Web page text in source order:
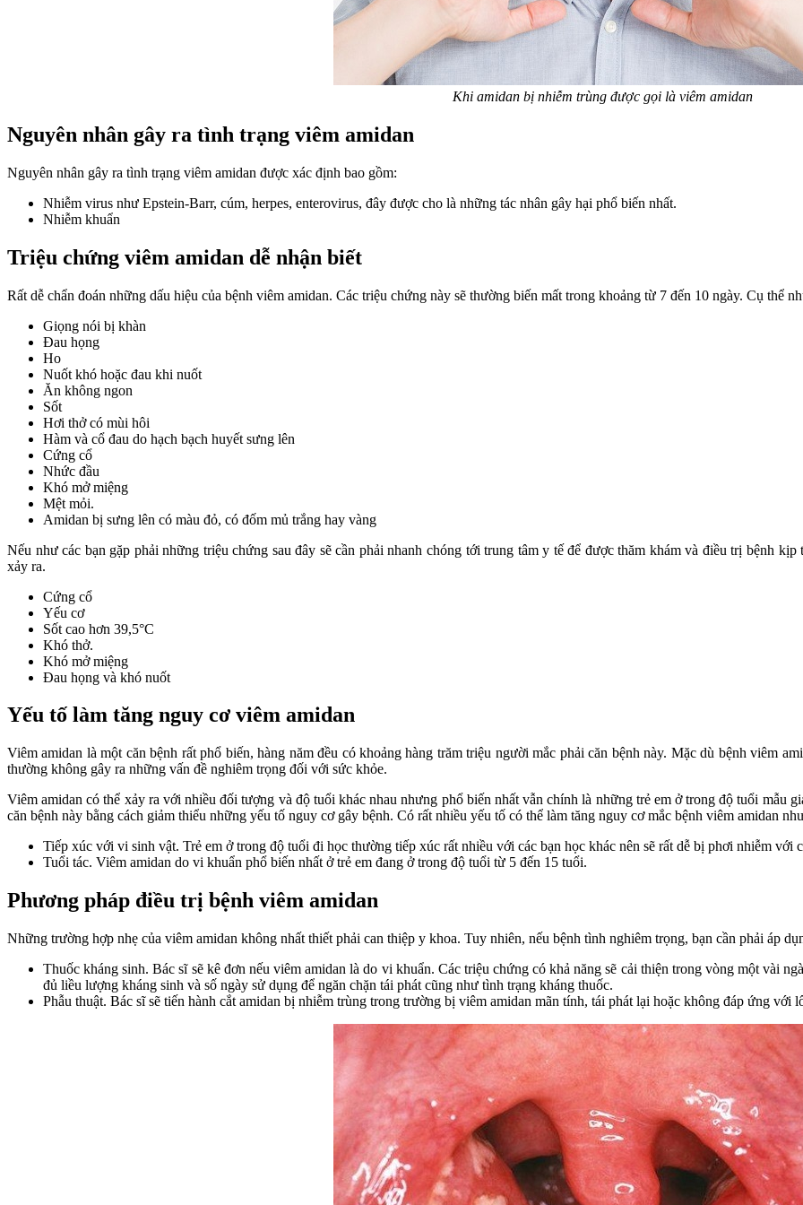
Khi amidan bị nhiễm trùng được gọi là viêm amidan
Nguyên nhân gây ra tình trạng viêm amidan
Nguyên nhân gây ra tình trạng viêm amidan được xác định bao gồm:
Nhiễm virus như Epstein-Barr, cúm, herpes, enterovirus, đây được cho là những tác nhân gây hại phổ biến nhất.
Nhiễm khuẩn
Triệu chứng viêm amidan dễ nhận biết
Rất dễ chẩn đoán những dấu hiệu của bệnh viêm amidan. Các triệu chứng này sẽ thường biến mất trong khoảng từ 7 đến 10 ngày. Cụ thể
Giọng nói bị khàn
Đau họng
Ho
Nuốt khó hoặc đau khi nuốt
Ăn không ngon
Sốt
Hơi thở có mùi hôi
Hàm và cổ đau do hạch bạch huyết sưng lên
Cứng cổ
Nhức đầu
Khó mở miệng
Mệt mỏi.
Amidan bị sưng lên có màu đỏ, có đốm mủ trắng hay vàng
Nếu như các bạn gặp phải những triệu chứng sau đây sẽ cần phải nhanh chóng tới trung tâm y tế để được thăm khám và điều trị bệnh
xảy ra.
Cứng cổ
Yếu cơ
Sốt cao hơn 39,5°C
Khó thở.
Khó mở miệng
Đau họng và khó nuốt
Yếu tố làm tăng nguy cơ viêm amidan
Viêm amidan là một căn bệnh rất phổ biến, hàng năm đều có khoảng hàng trăm triệu người mắc phải căn bệnh này. Mặc dù bệnh viêm
thường không gây ra những vấn đề nghiêm trọng đối với sức khỏe.
Viêm amidan có thể xảy ra với nhiều đối tượng và độ tuổi khác nhau nhưng phổ biến nhất vẫn chính là những trẻ em ở trong độ tuổi mẫu
căn bệnh này bằng cách giảm thiểu những yếu tố nguy cơ gây bệnh. Có rất nhiều yếu tố có thể làm tăng nguy cơ mắc bệnh viêm amidan
Tiếp xúc với vi sinh vật. Trẻ em ở trong độ tuổi đi học thường tiếp xúc rất nhiều với các bạn học khác nên sẽ rất dễ bị phơi nhiễm với
Tuổi tác. Viêm amidan do vi khuẩn phổ biến nhất ở trẻ em đang ở trong độ tuổi từ 5 đến 15 tuổi.
Phương pháp điều trị bệnh viêm amidan
Những trường hợp nhẹ của viêm amidan không nhất thiết phải can thiệp y khoa. Tuy nhiên, nếu bệnh tình nghiêm trọng, bạn cần phải áp
Thuốc kháng sinh. Bác sĩ sẽ kê đơn nếu viêm amidan là do vi khuẩn. Các triệu chứng có khả năng sẽ cải thiện trong vòng một vài
đủ liều lượng kháng sinh và số ngày sử dụng để ngăn chặn tái phát cũng như tình trạng kháng thuốc.
Phẫu thuật. Bác sĩ sẽ tiến hành cắt amidan bị nhiễm trùng trong trường bị viêm amidan mãn tính, tái phát lại hoặc không đáp ứng với